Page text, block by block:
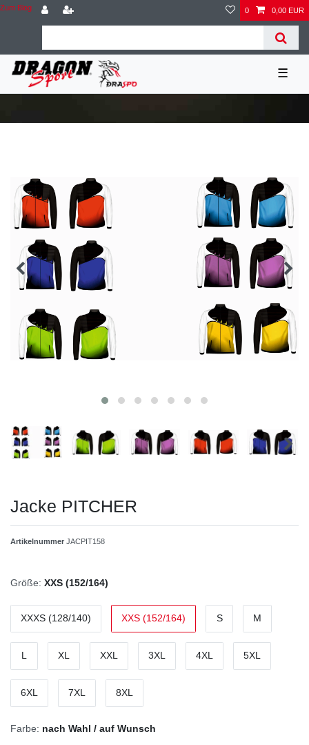
Zum Blog 0 0,00 EUR
☰
Jacke PITCHER
Artikelnummer JACPIT158
Größe: XXS (152/164)
XXXS (128/140) XXS (152/164) S M
L XL XXL 3XL 4XL 5XL
6XL 7XL 8XL
Farbe: nach Wahl / auf Wunsch